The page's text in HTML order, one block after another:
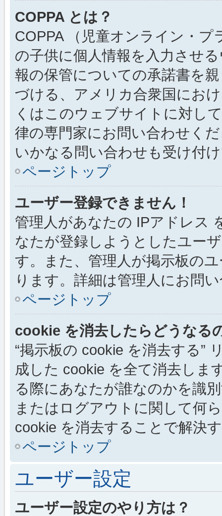
COPPA とは？
COPPA （児童オンライン・
の子供に個人情報を入力させ
報の保管についての承諾書を
づける、アメリカ合衆国にお
くはこのウェブサイトに対し
律の専門家にお問い合わせく
いかなる問い合わせも受け付
ページトップ
ユーザー登録できません！
管理人があなたの IPアドレス
なたが登録しようとしたユー
す。また、管理人が掲示板の
ります。詳細は管理人にお問
ページトップ
cookie を消去したらどうなる
“掲示板の cookie を消去する”
成した cookie を全て消去しま
る際にあなたが誰なのかを識
またはログアウトに関して何
cookie を消去することで解決
ページトップ
ユーザー設定
ユーザー設定のやり方は？